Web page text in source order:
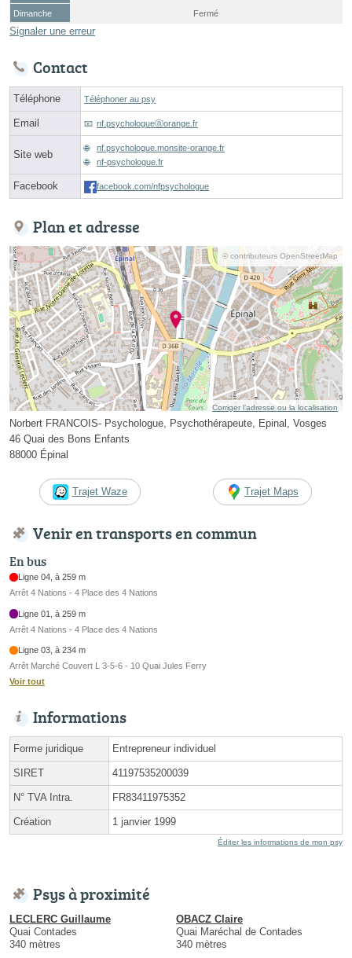
Dimanche
Fermé
Signaler une erreur
Contact
Téléphone Téléphoner au psy
Email nf.psychologueⓐorange.fr
Site web
nf.psychologue.monsite-orange.fr
nf-psychologue.fr
Facebook facebook.com/nfpsychologue
Plan et adresse
© contributeurs OpenStreetMap
Corriger l’adresse ou la localisation
Norbert FRANCOIS- Psychologue, Psychothérapeute, Epinal, Vosges
46 Quai des Bons Enfants
88000 Épinal
Trajet Waze Trajet Maps
Venir en transports en commun
En bus
Ligne 04, à 259 m
Arrêt 4 Nations - 4 Place des 4 Nations
Ligne 01, à 259 m
Arrêt 4 Nations - 4 Place des 4 Nations
Ligne 03, à 234 m
Arrêt Marché Couvert L 3-5-6 - 10 Quai Jules Ferry
Voir tout
Informations
Forme juridique Entrepreneur individuel
SIRET 41197535200039
N° TVA Intra. FR83411975352
Création 1 janvier 1999
Éditer les informations de mon psy
Psys à proximité
LECLERC Guillaume
Quai Contades
340 mètres
OBACZ Claire
Quai Maréchal de Contades
340 mètres